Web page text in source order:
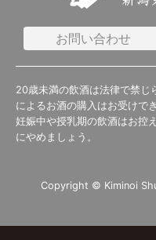
お問い合わせ
20歳未満の飲酒は法律で禁じ
によるお酒の購入はお受けで
妊娠中や授乳期の飲酒はお控
にやめましょう。
Copyright © Kiminoi